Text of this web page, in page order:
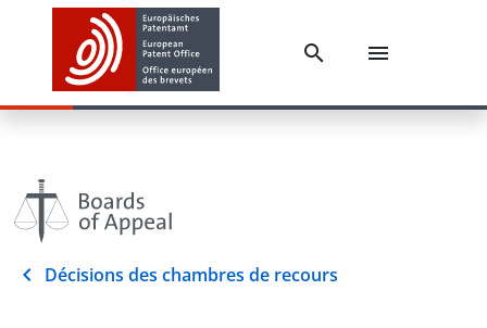
Décisions des chambres de recours